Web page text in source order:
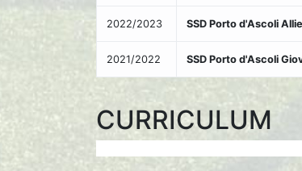
2022/2023 SSD Porto d'Ascoli
2021/2022 SSD Porto d'Ascoli
CURRICULUM